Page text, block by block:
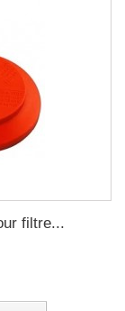
filtre...